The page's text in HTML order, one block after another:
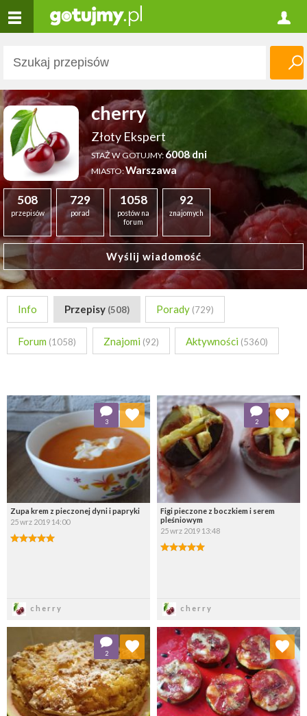
cherry
Złoty Ekspert
STAŻ W GOTUJMY:6008 dni
MIASTO:Warszawa
508
przepisów
729
porad
1058
postów na
forum
92
znajomych
Wyślij wiadomość
Info Przepisy (508) Porady (729)
Forum (1058) Znajomi (92) Aktywności (5360)
Zupa krem z pieczonej dyni i papryki
25 wrz 2019 14:00
cherry
3
Dodaj do ulubionych
Wybierz listę:
Figi pieczone z boczkiem i serem
pleśniowym
25 wrz 2019 13:48
cherry
2
Dodaj do ulubionych
Wybierz listę:
2
Dodaj do ulubionych
Wybierz listę:
Dodaj do ulubionych
Wybierz listę: